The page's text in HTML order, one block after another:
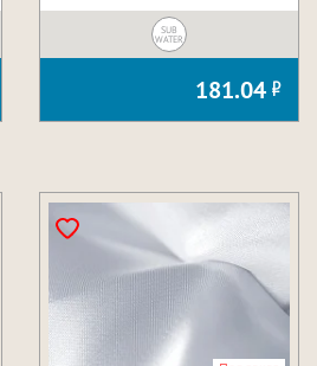
SUB
WATER
181.04